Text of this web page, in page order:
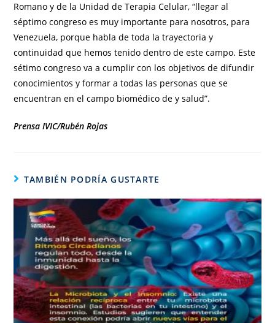
Romano y de la Unidad de Terapia Celular, “llegar al
séptimo congreso es muy importante para nosotros, para
Venezuela, porque habla de toda la trayectoria y
continuidad que hemos tenido dentro de este campo. Este
sétimo congreso va a cumplir con los objetivos de difundir
conocimientos y formar a todas las personas que se
encuentran en el campo biomédico de y salud”.
Prensa IVIC/Rubén Rojas
TAMBIÉN PODRÍA GUSTARTE